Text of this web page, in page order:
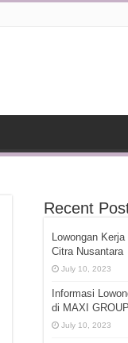
Recent
Lowongan
Citra Nusantara
July 10, 2023
Informasi
di MAXI GROUP
July 10, 2023